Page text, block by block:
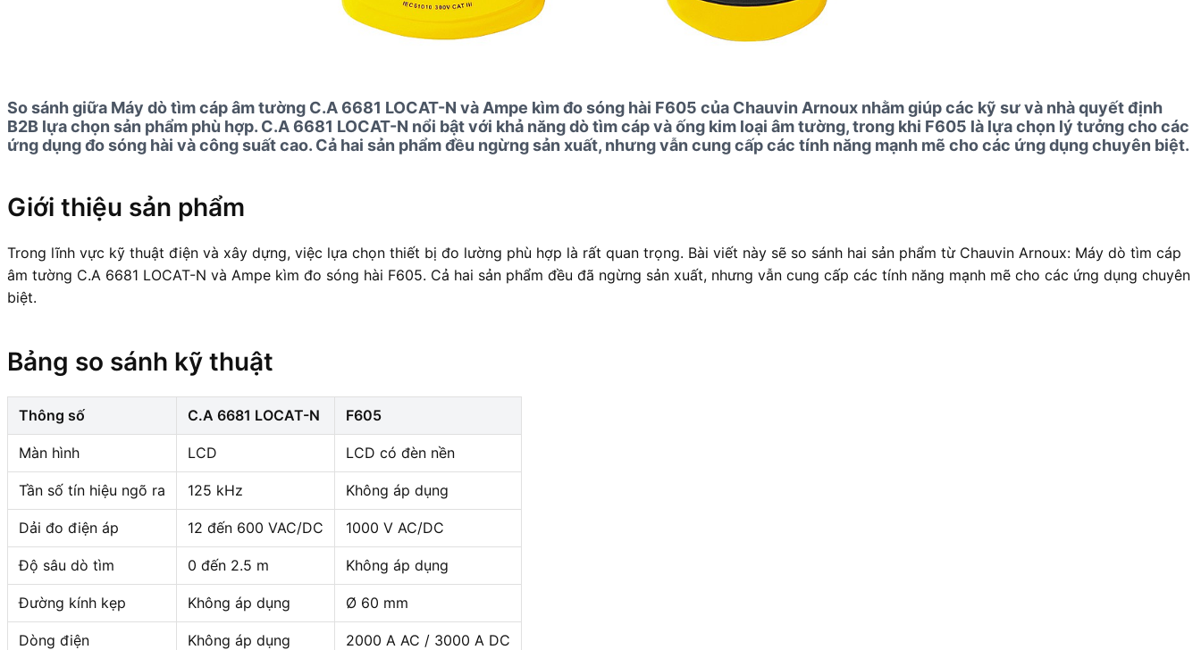
So sánh giữa Máy dò tìm cáp âm tường C.A 6681 LOCAT-N và Ampe kìm đo sóng hài F605 của Chauvin Arnoux nhằm giúp các kỹ sư và nhà quyết định
B2B lựa chọn sản phẩm phù hợp. C.A 6681 LOCAT-N nổi bật với khả năng dò tìm cáp và ống kim loại âm tường, trong khi F605 là lựa chọn lý tưởng cho các
ứng dụng đo sóng hài và công suất cao. Cả hai sản phẩm đều ngừng sản xuất, nhưng vẫn cung cấp các tính năng mạnh mẽ cho các ứng dụng chuyên biệt.
Giới thiệu sản phẩm
Trong lĩnh vực kỹ thuật điện và xây dựng, việc lựa chọn thiết bị đo lường phù hợp là rất quan trọng. Bài viết này sẽ so sánh hai sản phẩm từ Chauvin Arnoux: Máy dò tìm cáp
âm tường C.A 6681 LOCAT-N và Ampe kìm đo sóng hài F605. Cả hai sản phẩm đều đã ngừng sản xuất, nhưng vẫn cung cấp các tính năng mạnh mẽ cho các ứng dụng chuyên
biệt.
Bảng so sánh kỹ thuật
Thông số C.A 6681 LOCAT-N F605
Màn hình LCD LCD có đèn nền
Tần số tín hiệu ngõ ra 125 kHz Không áp dụng
Dải đo điện áp 12 đến 600 VAC/DC 1000 V AC/DC
Độ sâu dò tìm 0 đến 2.5 m Không áp dụng
Đường kính kẹp Không áp dụng Ø 60 mm
Dòng điện Không áp dụng 2000 A AC / 3000 A DC